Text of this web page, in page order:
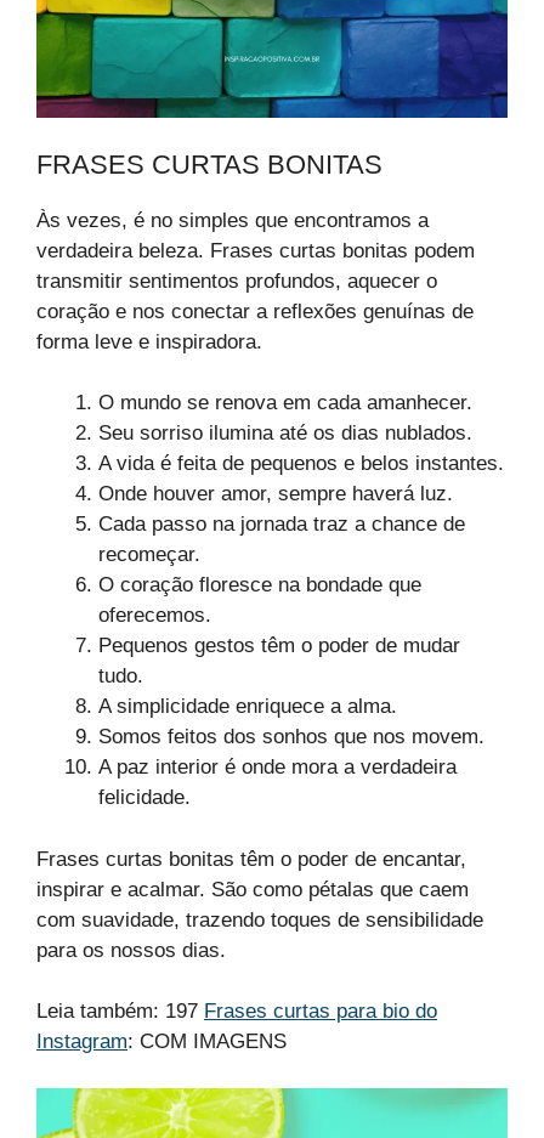
FRASES CURTAS BONITAS
Às vezes, é no simples que encontramos a
verdadeira beleza. Frases curtas bonitas podem
transmitir sentimentos profundos, aquecer o
coração e nos conectar a reflexões genuínas de
forma leve e inspiradora.
O mundo se renova em cada amanhecer.
Seu sorriso ilumina até os dias nublados.
A vida é feita de pequenos e belos instantes.
Onde houver amor, sempre haverá luz.
Cada passo na jornada traz a chance de
recomeçar.
O coração floresce na bondade que
oferecemos.
Pequenos gestos têm o poder de mudar
tudo.
A simplicidade enriquece a alma.
Somos feitos dos sonhos que nos movem.
A paz interior é onde mora a verdadeira
felicidade.
Frases curtas bonitas têm o poder de encantar,
inspirar e acalmar. São como pétalas que caem
com suavidade, trazendo toques de sensibilidade
para os nossos dias.
Leia também: 197 Frases curtas para bio do
Instagram: COM IMAGENS